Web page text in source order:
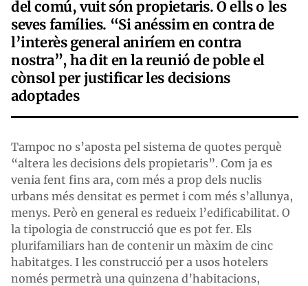
del comú, vuit són propietaris. O ells o les
seves famílies. “Si anéssim en contra de
l’interès general aniríem en contra
nostra”, ha dit en la reunió de poble el
cònsol per justificar les decisions
adoptades
Tampoc no s’aposta pel sistema de quotes perquè
“altera les decisions dels propietaris”. Com ja es
venia fent fins ara, com més a prop dels nuclis
urbans més densitat es permet i com més s’allunya,
menys. Però en general es redueix l’edificabilitat. O
la tipologia de construcció que es pot fer. Els
plurifamiliars han de contenir un màxim de cinc
habitatges. I les construcció per a usos hotelers
només permetrà una quinzena d’habitacions,